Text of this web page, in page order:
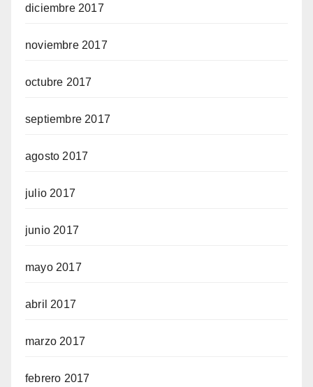
diciembre 2017
noviembre 2017
octubre 2017
septiembre 2017
agosto 2017
julio 2017
junio 2017
mayo 2017
abril 2017
marzo 2017
febrero 2017